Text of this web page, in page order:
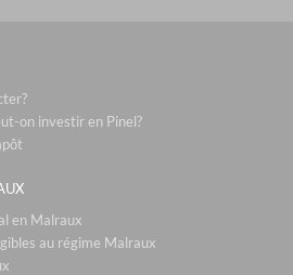
on investir en Pinel?
en Malraux
au régime Malraux